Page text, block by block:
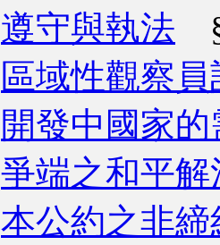
遵守與執法
區域性觀察
開發中國家的
爭端之和平解
本公約之非締